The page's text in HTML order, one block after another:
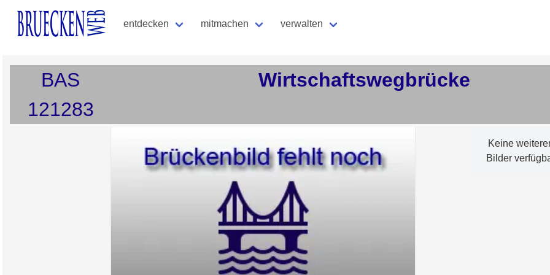
entdecken mitmachen verwalten
BAS
121283
Wirtschaftswegbrücke
Keine
Bilder